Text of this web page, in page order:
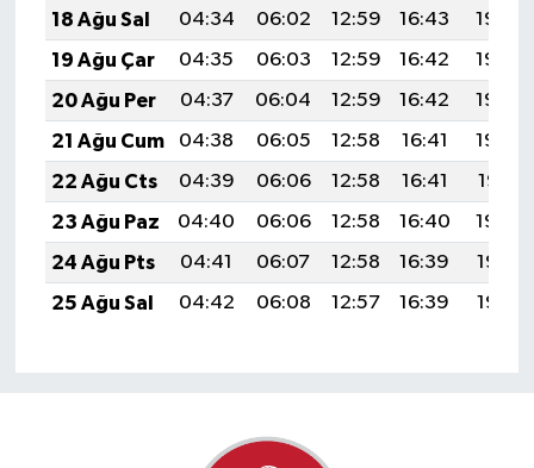
18 Ağu Sal
04:34 06:02 12:59 16:43
19:46
19 Ağu Çar
04:35 06:03 12:59 16:42
19:45
20 Ağu Per
04:37 06:04 12:59 16:42
19:44
21 Ağu Cum
04:38 06:05 12:58 16:41
19:42
22 Ağu Cts
04:39 06:06 12:58 16:41
19:41
23 Ağu Paz
04:40 06:06 12:58 16:40
19:40
24 Ağu Pts
04:41 06:07 12:58 16:39
19:38
25 Ağu Sal
04:42 06:08 12:57 16:39 19:37